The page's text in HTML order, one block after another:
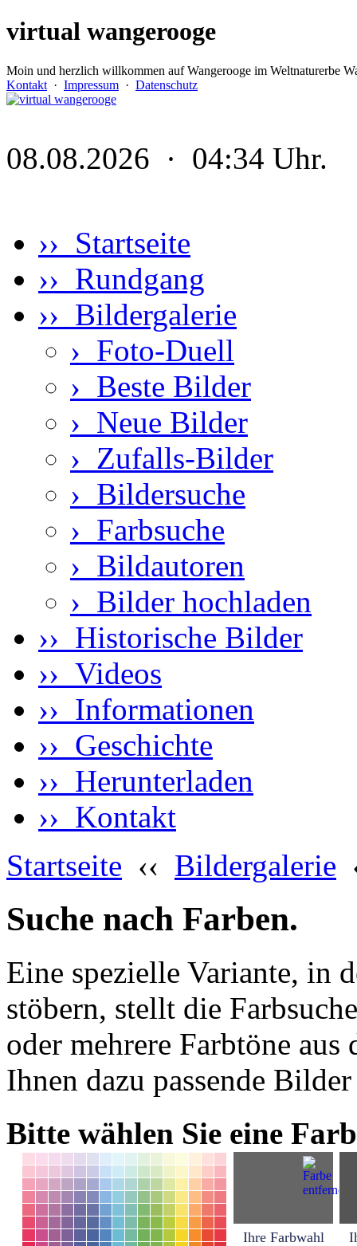
virtual wangerooge
Moin und herzlich willkommen auf Wangerooge im Weltnaturerbe
Kontakt · Impressum · Datenschutz
08.08.2026 · 04:34 Uhr.
›› Startseite
›› Rundgang
›› Bildergalerie
› Foto-Duell
› Beste Bilder
› Neue Bilder
› Zufalls-Bilder
› Bildersuche
› Farbsuche
› Bildautoren
› Bilder hochladen
›› Historische Bilder
›› Videos
›› Informationen
›› Geschichte
›› Herunterladen
›› Kontakt
Startseite ‹‹ Bildergalerie
Suche nach Farben.
Eine spezielle Variante, in
stöbern, stellt die
oder mehrere Farbtöne
Ihnen dazu passende
Bitte wählen Sie eine
Ihre Farbwahl